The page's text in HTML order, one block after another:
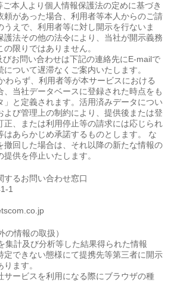
本人より個人情報保護法の定めに基づき
頼があった場合、利用者等本人からのご請
うえで、利用者等に対し開示を行ないま
護法その他の法令により、当社が開示義務
限りではありません。
お問い合わせは下記の連絡先にE-mailで
ついて遅滞なくご案内いたします。
わらず、利用者等が本サービスにおける
、当社データベースに登録された時点をも
」と定義されます。活用済みデータについ
よび管理上の制約により、提供後または登
正、または利用停止等の請求には応じられ
はあらかじめ承諾するものとします。 な
撤回した場合は、それ以降の新たな情報の
供を停止いたします。
するお問い合わせ窓口
1
情報の取扱）
集計及び分析等した結果得られた情報
定できない態様にて提携先等第三者に開示
ます。
サービスを利用になる際にブラウザの種